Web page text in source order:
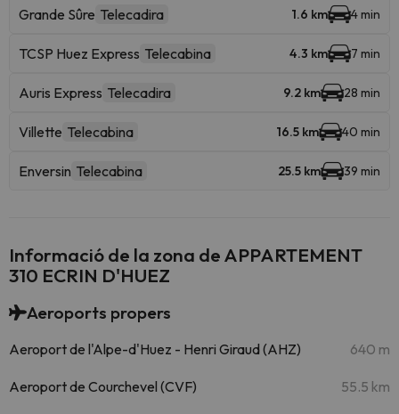
Grande Sûre Telecadira 1.6 km 4 min
TCSP Huez Express Telecabina 4.3 km 7 min
Auris Express Telecadira 9.2 km 28 min
Villette Telecabina 16.5 km 40 min
Enversin Telecabina 25.5 km 39 min
Informació de la zona de APPARTEMENT
310 ECRIN D'HUEZ
Aeroports propers
Aeroport de l'Alpe-d'Huez - Henri Giraud (AHZ) 640 m
Aeroport de Courchevel (CVF) 55.5 km